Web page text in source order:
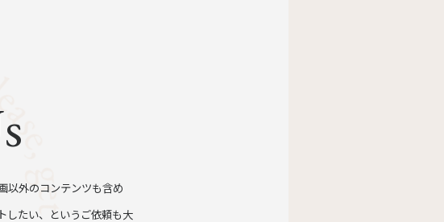
以外のコンテンツも含め
したい、というご依頼も大